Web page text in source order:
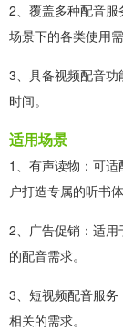
2、覆盖多种配音
场景下的各类使用需
3、具备视频配音
时间。
适用场景
1、有声读物：可
户打造专属的听书体
2、广告促销：适
的配音需求。
3、短视频配音服
相关的需求。